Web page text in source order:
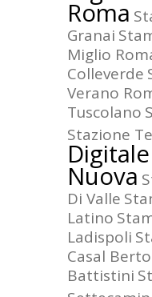
Roma
Granai
Miglio
Colleverde
Verano
Tuscolano
Stazione
Nuova
Di Valle
Latino
Ladispoli
Casal
Battistini